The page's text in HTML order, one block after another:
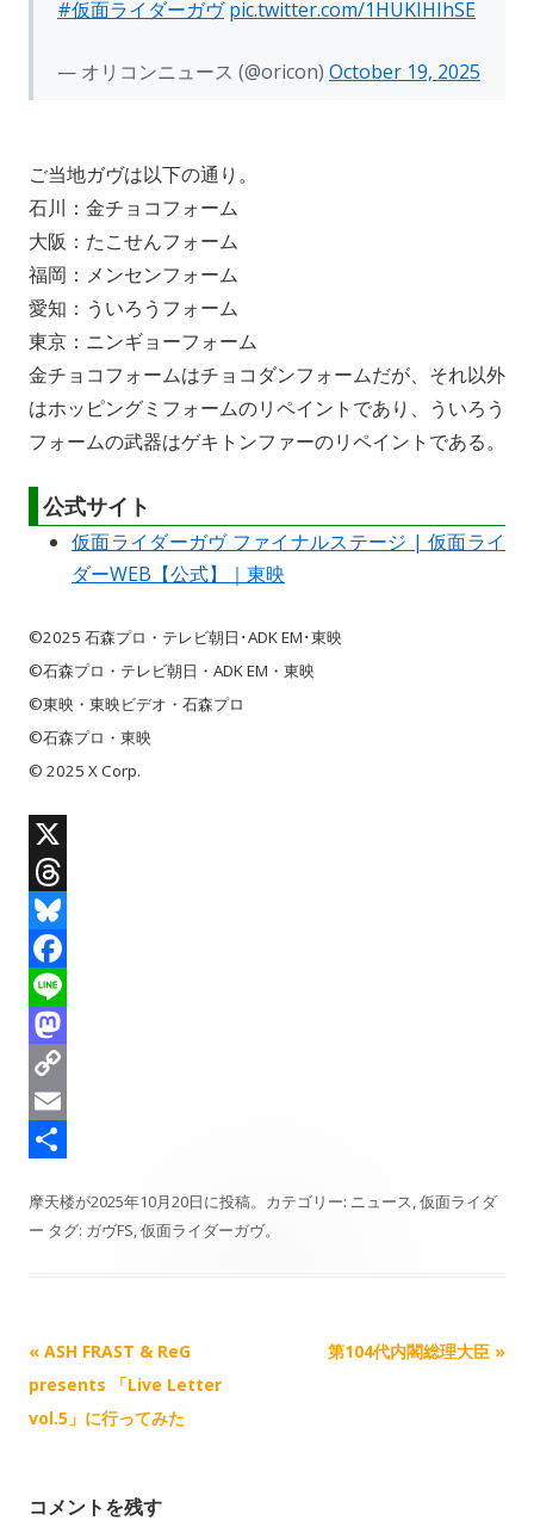
#仮面ライダーガヴ pic.twitter.com/1HUKIHIhSE
— オリコンニュース (@oricon) October 19, 2025
ご当地ガヴは以下の通り。
石川：金チョコフォーム
大阪：たこせんフォーム
福岡：メンセンフォーム
愛知：ういろうフォーム
東京：ニンギョーフォーム
金チョコフォームはチョコダンフォームだが、それ以外
はホッピングミフォームのリペイントであり、ういろう
フォームの武器はゲキトンファーのリペイントである。
公式サイト
仮面ライダーガヴ ファイナルステージ | 仮面ライ
ダーWEB【公式】｜東映
©2025 石森プロ・テレビ朝日･ADK EM･東映
©石森プロ・テレビ朝日・ADK EM・東映
©東映・東映ビデオ・石森プロ
©石森プロ・東映
© 2025 X Corp.
X
T
h
r
e
a
d
s
B
u
e
s
k
F
a
c
e
b
o
L
n
e
M
a
s
o
C
o
y
E
a
有
摩天楼が2025年10月20日に投稿。カテゴリー: ニュース,仮面ライダ
ー タグ: ガヴFS,仮面ライダーガヴ。
記
事
ナ
ー
« ASH FRAST & ReG
presents 「Live Letter
vol.5」に行ってみた
第104代内閣総理大臣 »
コメントを残す